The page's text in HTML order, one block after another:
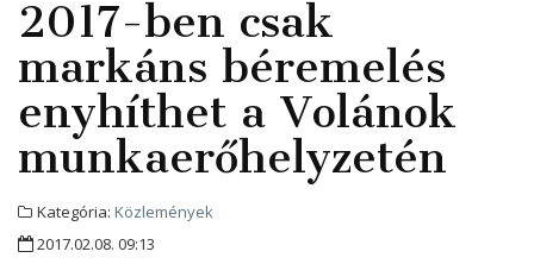
2017-ben csak
markáns béremelés
enyhíthet a Volánok
munkaerőhelyzetén
Kategória: Közlemények
2017.02.08. 09:13